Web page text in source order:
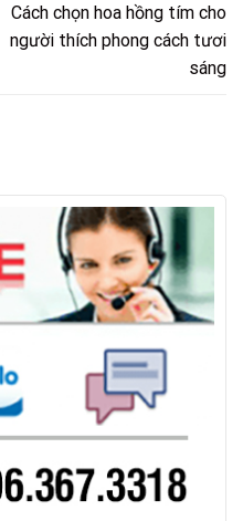
Cách chọn hoa hồng tím cho
người thích phong cách tươi
sáng